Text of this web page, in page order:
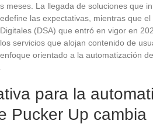
meses. La llegada de soluciones que
las expectativas, mientras que
(DSA) que entró en vigor en
servicios que alojan contenido de
orientado a la automatización
para la
Pucker Up cambia